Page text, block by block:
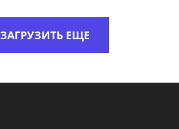
ЗАГРУЗИТЬ ЕЩЕ